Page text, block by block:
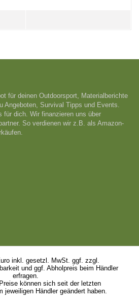
für deinen Outdoorsport, Materialberichte
Angeboten, Survival Tipps und Events.
für dich. Wir finanzieren uns über
So verdienen wir z.B. als Amazon-
inkl. gesetzl. MwSt. ggf. zzgl.
und ggf. Abholpreis beim Händler
erfragen.
können sich seit der letzten
jeweiligen Händler geändert haben.